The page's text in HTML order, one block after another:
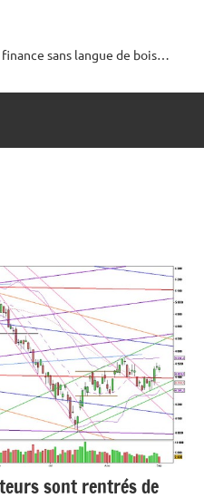
sans langue de bois…
sont rentrés de